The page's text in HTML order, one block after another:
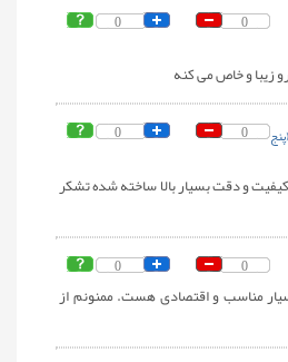
0 0
زیبا و خاص می کنه
0 0
(پنج
و دقت بسیار بالا ساخته شده تشکر
0 0
مناسب و اقتصادی هست. ممنونم از